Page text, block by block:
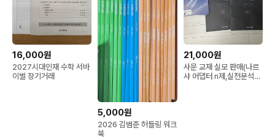
16,000원
2027시대인재 수학 서바
이벌 장기거래
5,000원
2026 김범준 허들링 워크
북
21,000원
사문 교재 실모 판매(나르
샤 어댑터 n제,실전분석서,